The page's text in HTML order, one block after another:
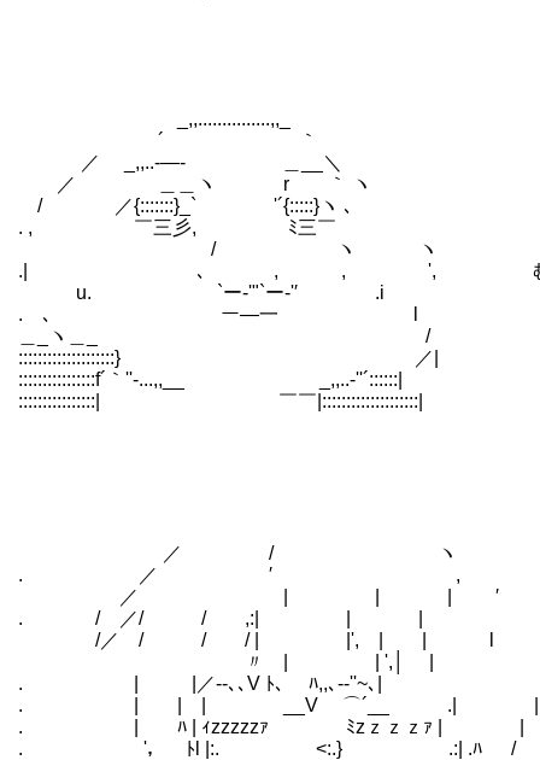
_,,...............,,_
´ ｀
／ _,,..-―- ＿__＼
／ ＿＿ヽ r ｀ ヽ
/ ／{:::::::}_` '´{:::::}ヽ ､
. , ￣三彡, ﾐ三￣
/ ヽ ヽ
.| ､ , , ', むしろやる夫の雑な
u. `ー‐'"`ー‐'′ .i
. ､ ー―一 l
＿_ヽ＿_ /
::::::::::::::::::::} ／|
::::::::::::::::f´｀''-...,,__ _,,..-''´::::::|
::::::::::::::::| ￣￣|::::::::::::::::::::|
／ / ヽ
. ／ ′ ,
／ | | | ′
. / ／/ / ,:| | |
/／ / / / | |', | | l
〃 | | ',│ |
. | |／‐-､､V ﾄ､ ﾊ,,､-‐''~､|
. | | | __V ⌒´__ .| | ん？
. | ﾊ | ｨzzzzzｧ ﾐzｚｚｚｧ | |
. '， ﾄl |:. <:.} .:| .ﾊ / それ